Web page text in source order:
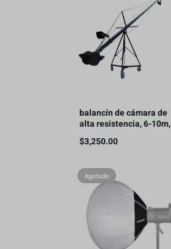
balancín de cámara de
alta resistencia, 6-10m,
20Kg
$3,250.00
Agotado